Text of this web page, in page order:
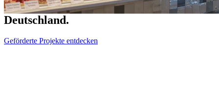
Hier entsteht Teilhabe. Überall in
Deutschland.
Geförderte Projekte entdecken